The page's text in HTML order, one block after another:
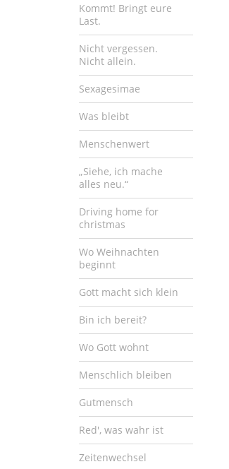
Kommt! Bringt eure
Last.
Nicht vergessen.
Nicht allein.
Sexagesimae
Was bleibt
Menschenwert
„Siehe, ich mache
alles neu.“
Driving home for
christmas
Wo Weihnachten
beginnt
Gott macht sich klein
Bin ich bereit?
Wo Gott wohnt
Menschlich bleiben
Gutmensch
Red', was wahr ist
Zeitenwechsel